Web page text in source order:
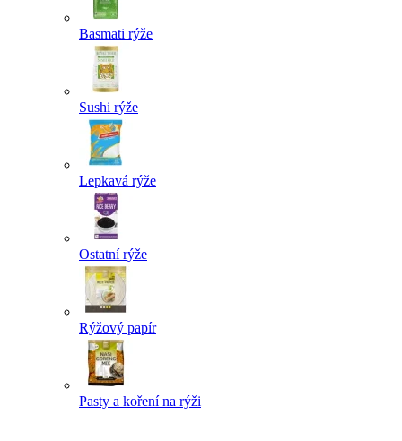
Basmati rýže
Sushi rýže
Lepkavá rýže
Ostatní rýže
Rýžový papír
Pasty a koření na rýži